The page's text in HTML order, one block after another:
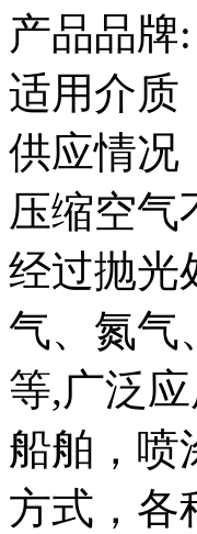
产品品牌
适用介质
供应情况
压缩空气
经过抛光
气、氮气
等,广泛
船舶，喷
方式，各